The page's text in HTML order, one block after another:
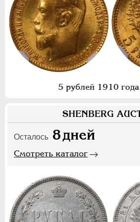
5 рублей 1910
SHENBERG
Осталось 8дней
Смотреть каталог